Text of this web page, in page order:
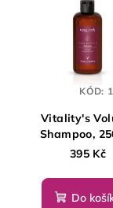
Vitality's
Shampoo,
395 Kč
Do
KÓD: